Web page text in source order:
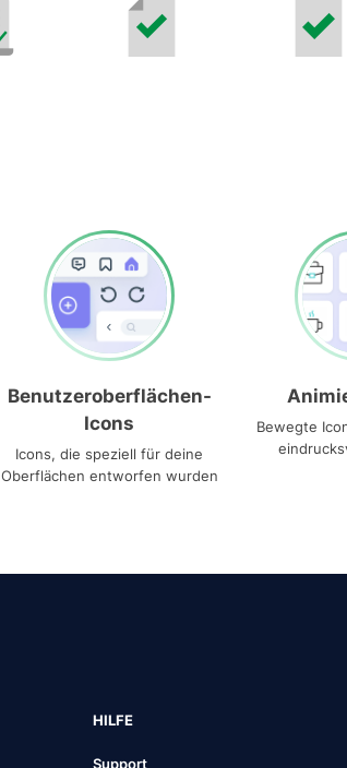
Benutzeroberflächen-
Icons
Icons, die speziell für deine
Oberflächen entworfen wurden
Bewegte
HILFE
Support